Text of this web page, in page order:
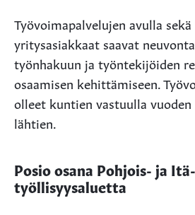
Työvoimapalvelujen avulla
yritysasiakkaat saavat
työnhakuun ja työntekijöiden
osaamisen kehittämiseen.
olleet kuntien vastuulla vuoden
lähtien.
Posio osana Pohjois- ja
työllisyysaluetta